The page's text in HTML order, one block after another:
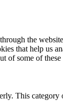
the
that help us
of some of
This